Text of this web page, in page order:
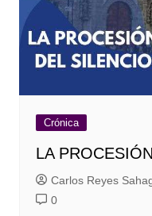
Crónica
LA
Carlos Reyes
0